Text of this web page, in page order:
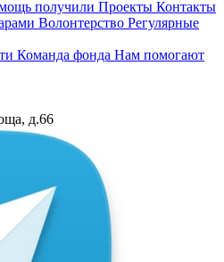
получили Проекты Контакты
Волонтерство Регулярные
Команда фонда Нам помогают
д.66